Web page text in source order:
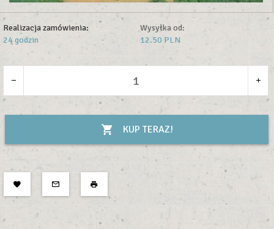
Realizacja zamówienia:
24 godzin
Wysyłka od:
12.50 PLN
KUP TERAZ!